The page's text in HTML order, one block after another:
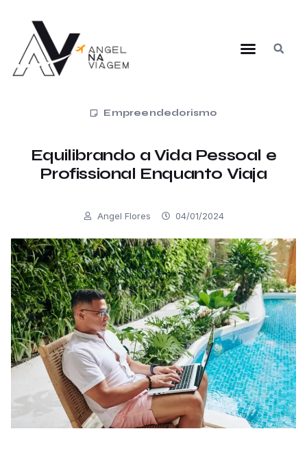
Empreendedorismo
Equilibrando a Vida Pessoal e
Profissional Enquanto Viaja
Angel Flores 04/01/2024